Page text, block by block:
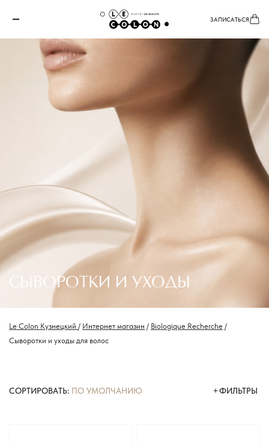
ЗАПИСАТЬСЯ
СЫВОРОТКИ И УХОДЫ
Le Colon Кузнецкий / Интернет магазин / Biologique Recherche /
Сыворотки и уходы для волос
ФИЛЬТРЫ
СОРТИРОВАТЬ: ПО УМОЛЧАНИЮ